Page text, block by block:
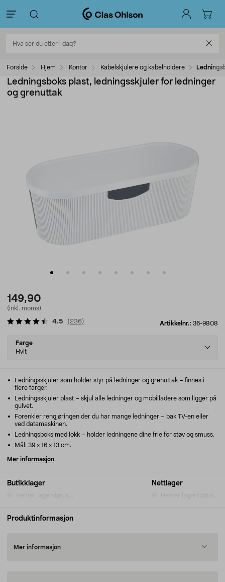
Forside Hjem Kontor Kabelskjulere og kabelholdere
Ledningsboks plast, ledningsskjuler for ledninger
og grenuttak
149,90
(inkl. moms)
Artikkelnr.: 36-9808
4.5 ( 236)
Select
variant
Farge
Hvit
Butikklager Nettlager
Ledningsskjuler som holder styr på ledninger og grenuttak – finnes i
flere farger.
Ledningsskjuler plast – skjul alle ledninger og mobilladere som ligger på
gulvet.
Forenkler rengjøringen der du har mange ledninger – bak TV-en eller
ved datamaskinen.
Ledningsboks med lokk – holder ledningene dine frie for støv og smuss.
Mål: 39 × 16 × 13 cm.
Mer informasjon
Produktinformasjon
Mer informasjon